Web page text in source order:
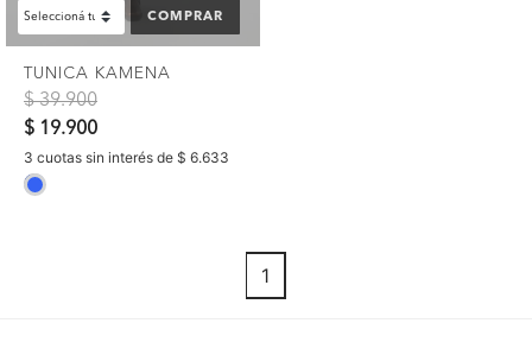
COMPRAR
TUNICA KAMENA
Precio reducido de
$ 39.900a
$ 19.900
3 cuotas sin interés de $ 6.633
1